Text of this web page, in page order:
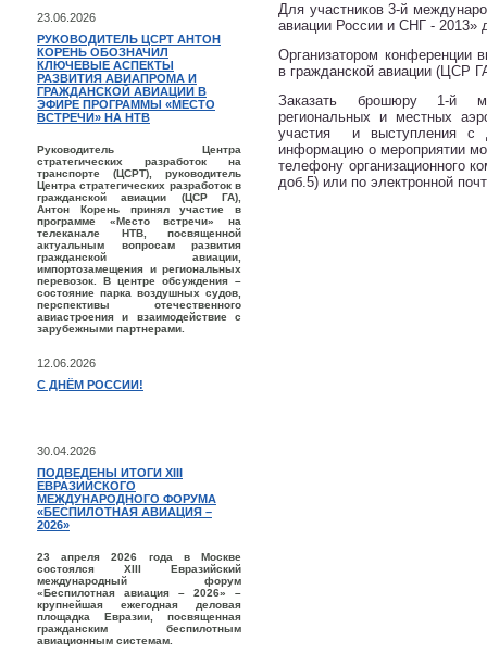
23.06.2026
РУКОВОДИТЕЛЬ ЦСРТ АНТОН
КОРЕНЬ ОБОЗНАЧИЛ
КЛЮЧЕВЫЕ АСПЕКТЫ
РАЗВИТИЯ АВИАПРОМА И
ГРАЖДАНСКОЙ АВИАЦИИ В
ЭФИРЕ ПРОГРАММЫ «МЕСТО
ВСТРЕЧИ» НА НТВ
Руководитель Центра
стратегических разработок на
транспорте (ЦСРТ), руководитель
Центра стратегических разработок в
гражданской авиации (ЦСР ГА),
Антон Корень принял участие в
программе «Место встречи» на
телеканале НТВ, посвященной
актуальным вопросам развития
гражданской авиации,
импортозамещения и региональных
перевозок. В центре обсуждения –
состояние парка воздушных судов,
перспективы отечественного
авиастроения и взаимодействие с
зарубежными партнерами.
12.06.2026
С ДНЁМ РОССИИ!
30.04.2026
ПОДВЕДЕНЫ ИТОГИ XIII
ЕВРАЗИЙСКОГО
МЕЖДУНАРОДНОГО ФОРУМА
«БЕСПИЛОТНАЯ АВИАЦИЯ –
2026»
23 апреля 2026 года в Москве
состоялся XIII Евразийский
международный форум
«Беспилотная авиация – 2026» –
крупнейшая ежегодная деловая
площадка Евразии, посвященная
гражданским беспилотным
авиационным системам.
Для участников 3-й
авиации России и СНГ - 2013»
Организатором конференции
в гражданской авиации (ЦСР
Заказать брошюру 1-й
региональных и местных
участия и выступления с
информацию о мероприятии
телефону организационного
доб.5) или по электронной